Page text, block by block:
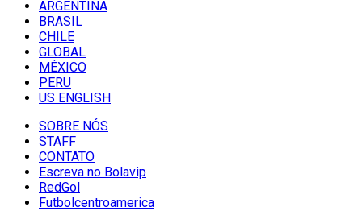
ARGENTINA
BRASIL
CHILE
GLOBAL
MÉXICO
PERU
US ENGLISH
SOBRE NÓS
STAFF
CONTATO
Escreva no Bolavip
RedGol
Futbolcentroamerica